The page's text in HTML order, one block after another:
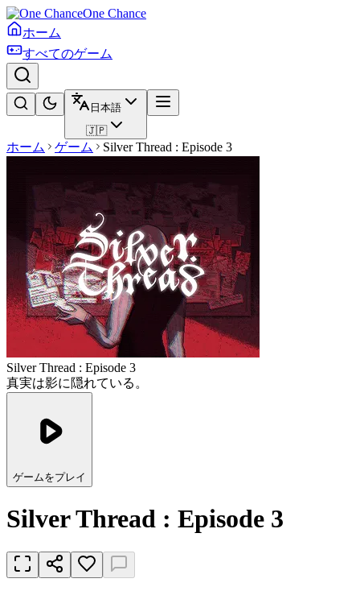
One Chance
ホーム
すべてのゲーム
日本語
🇯🇵
ホーム ゲーム Silver Thread : Episode 3
Silver Thread : Episode 3
真実は影に隠れている。
ゲームをプレイ
Silver Thread : Episode 3